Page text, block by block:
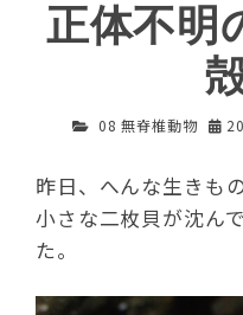
正体不明
08 無脊椎動物
昨日、へんな生きも
小さな二枚貝が沈ん
た。